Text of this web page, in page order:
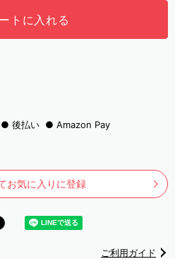
トに入れる
後払い Amazon Pay
お気に入りに登録
ご利用ガイド